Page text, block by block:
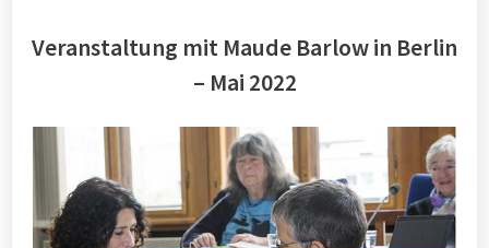
Veranstaltung mit Maude Barlow in Berlin
– Mai 2022